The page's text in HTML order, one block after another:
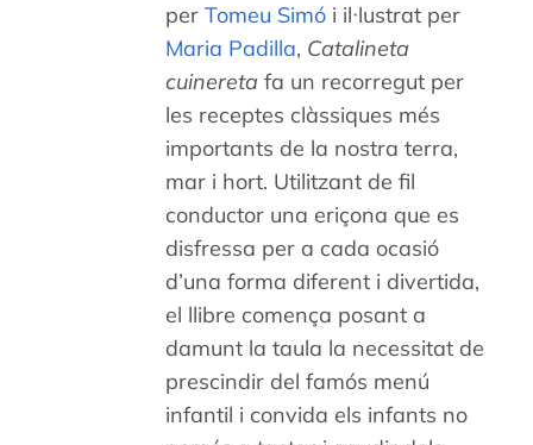
perTomeu Simó i il·lustrat per
Maria Padilla, Catalineta
cuinereta fa un recorregut per
les receptes clàssiques més
importants de la nostra terra,
mar i hort. Utilitzant de fil
conductor una eriçona que es
disfressa per a cada ocasió
d’una forma diferent i divertida,
el llibre comença posant a
damunt la taula la necessitat de
prescindir del famós menú
infantil i convida els infants no